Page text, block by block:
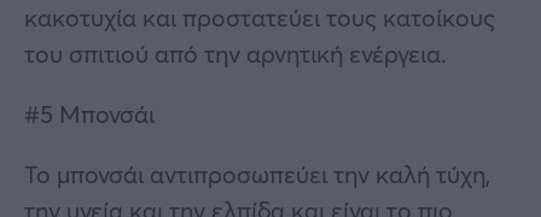
κακοτυχία και προστατεύει τους κατοίκους
του σπιτιού από την αρνητική ενέργεια.
#5 Μπονσάι
Το μπονσάι αντιπροσωπεύει την καλή τύχη,